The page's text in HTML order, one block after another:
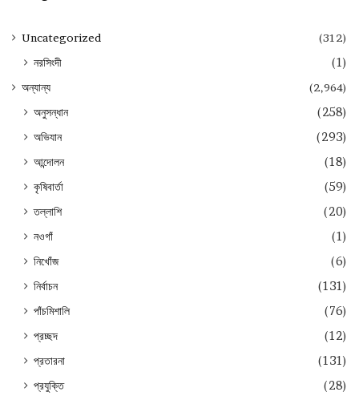
Uncategorized (312)
নরসিংদী (1)
অন্যান্য (2,964)
অনুসন্ধান
(258)
অভিযান
(293)
আন্দোলন
(18)
কৃষিবার্তা
(59)
তল্লাশি
(20)
নওগাঁ
(1)
নিখোঁজ
(6)
নির্বাচন
(131)
পাঁচমিশালি
(76)
প্রচ্ছদ
(12)
প্রতারনা
(131)
প্রযুক্তি
(28)